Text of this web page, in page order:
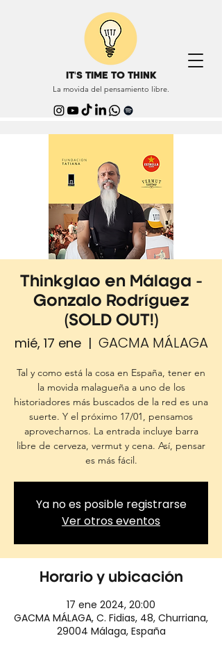
IT'S TIME TO THINK
La movida del pensamiento libre.
Thinkglao en Málaga -
Gonzalo Rodríguez
(SOLD OUT!)
mié, 17 ene
  |
GACMA MÁLAGA
Tal y como está la cosa en España, tener en
la movida malagueña a uno de los
historiadores más buscados de la red es una
suerte. Y el próximo 17/01, pensamos
aprovecharnos. La entrada incluye barra
libre de cerveza, vermut y cena. Así, pensar
Ya no es posible registrarse
Ver otros eventos
Horario y ubicación
17 ene 2024, 20:00
GACMA MÁLAGA, C. Fidias, 48, Churriana,
29004 Málaga, España